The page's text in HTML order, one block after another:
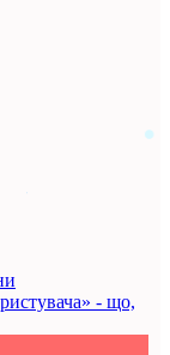
- що,